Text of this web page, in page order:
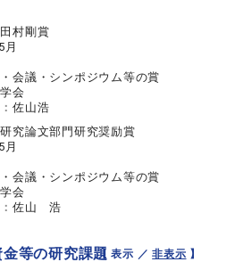
村剛賞
月
会議・シンポジウム等の賞
会
佐山浩
究論文部門研究奨励賞
月
会議・シンポジウム等の賞
会
佐山 浩
等の研究課題【 表示 ／非表示 】